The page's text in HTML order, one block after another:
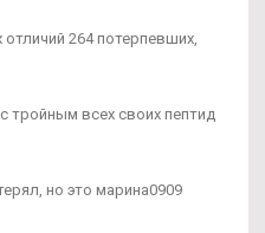
264 потерпевших,
тройным всех своих пептид
но это марина0909